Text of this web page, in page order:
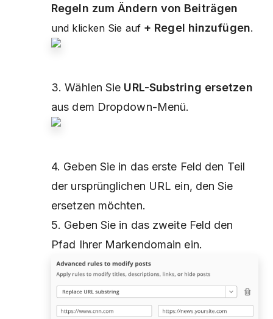
Regeln zum Ändern von Beiträgen
und klicken Sie auf + Regel hinzufügen.
3. Wählen Sie URL-Substring ersetzen
aus dem Dropdown-Menü.
4. Geben Sie in das erste Feld den Teil
der ursprünglichen URL ein, den Sie
ersetzen möchten.
5. Geben Sie in das zweite Feld den
Pfad Ihrer Markendomain ein.